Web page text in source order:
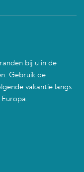
bij u in de
Gebruik de
vakantie langs